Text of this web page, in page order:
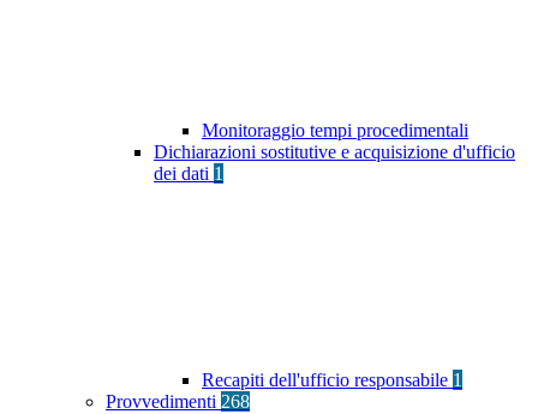
Monitoraggio tempi procedimentali
Dichiarazioni sostitutive e acquisizione d'ufficio
dei dati 1
Recapiti dell'ufficio responsabile 1
Provvedimenti 268